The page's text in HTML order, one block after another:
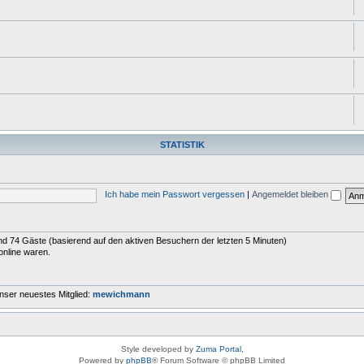
STATISTIK
Ich habe mein Passwort vergessen Angemeldet bleiben
74 Gäste (basierend auf den aktiven Besuchern der letzten 5 Minuten)
waren.
neuestes Mitglied: mewichmann
Style developed by Zuma Portal,
Powered by phpBB® Forum Software © phpBB Limited